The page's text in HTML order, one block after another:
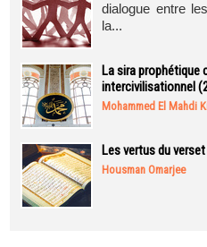
dialogue entre
la...
La sira prophétique
intercivilisationnel
Mohammed El Mahdi
Les vertus du
Housman Omarjee